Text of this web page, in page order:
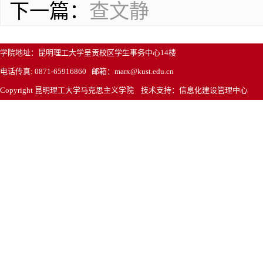
下一篇： 查文静
学院地址：昆明理工大学呈贡校区学生事务中心14楼
电话传真: 0871-65916860 邮箱：marx@kust.edu.cn
Copyright 昆明理工大学马克思主义学院 技术支持：信息化建设管理中心